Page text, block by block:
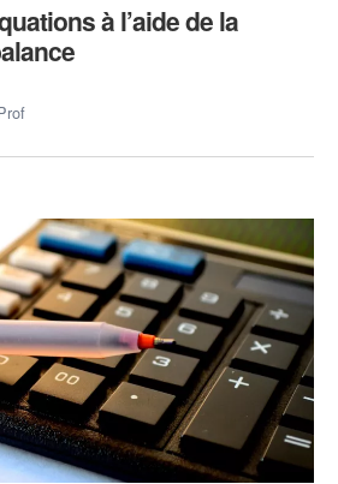
à l’aide de la